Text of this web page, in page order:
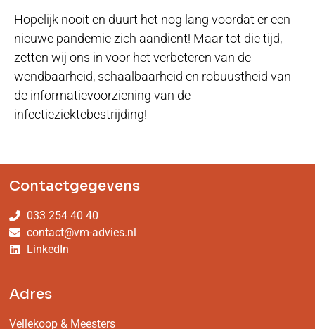
Hopelijk nooit en duurt het nog lang voordat er een
nieuwe pandemie zich aandient! Maar tot die tijd,
zetten wij ons in voor het verbeteren van de
wendbaarheid, schaalbaarheid en robuustheid van
de informatievoorziening van de
infectieziektebestrijding!
Contactgegevens
033 254 40 40
contact@vm-advies.nl
LinkedIn
Adres
Vellekoop & Meesters